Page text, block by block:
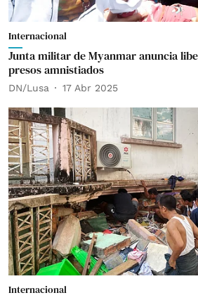
Internacional
Junta militar de Myanmar anuncia
presos amnistiados
DN/Lusa 17 Abr 2025
Internacional